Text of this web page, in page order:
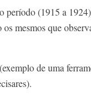
(1915 a
mesmos que
de uma